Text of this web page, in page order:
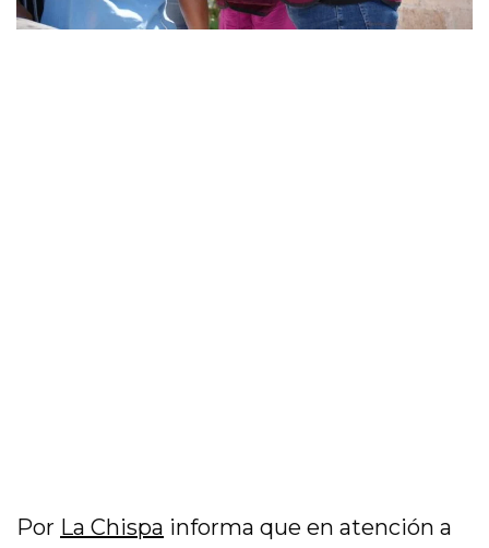
Por La Chispa informa que en atención a